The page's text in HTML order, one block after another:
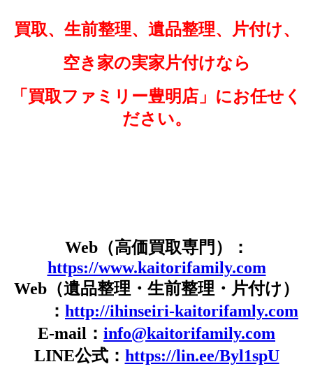
買取、生前整理、遺品整理、片付け、
空き家の実家片付けなら
「買取ファミリー豊明店」 にお任せく
ださい。
Web（高価買取専門）：
https://www.kaitorifamily.com
Web（遺品整理・生前整理・片付け）
： http://ihinseiri-kaitorifamly.com
E-mail： info@kaitorifamily.com
LINE公式： https://lin.ee/Byl1spU